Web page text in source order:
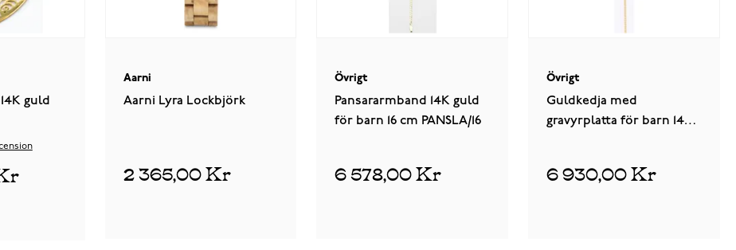
guld
Aarni
Aarni Lyra Lockbjörk
2 365,00 Kr
Övrigt
Pansararmband 14K guld
för barn 16 cm PANSLA/16
6 578,00 Kr
Övrigt
Guldkedja med
gravyrplatta för barn 14k
6 930,00 Kr